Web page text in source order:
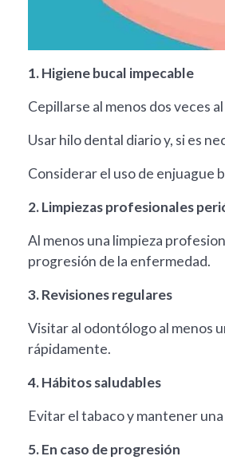
1. Higiene bucal impecable
Cepillarse al menos dos veces
Usar hilo dental diario y, si es
Considerar el uso de enjuague
2. Limpiezas profesionales
Al menos una limpieza
progresión de la enfermedad.
3. Revisiones regulares
Visitar al odontólogo al menos
rápidamente.
4. Hábitos saludables
Evitar el tabaco y mantener
5. En caso de progresión